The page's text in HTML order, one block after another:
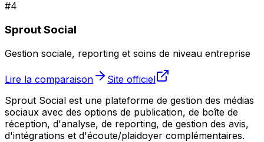
#4
Sprout Social
Gestion sociale, reporting et soins de niveau entreprise
Lire la comparaison
Site officiel
Sprout Social est une plateforme de gestion des médias
sociaux avec des options de publication, de boîte de
réception, d'analyse, de reporting, de gestion des avis,
d'intégrations et d'écoute/plaidoyer complémentaires.